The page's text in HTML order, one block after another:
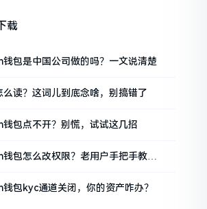
载
包是中国公司做的吗？一文说清楚
读？这词儿到底念啥，别搞错了
包点不开？别慌，试试这几招
包怎么改权限？老用户手把手教你
包kyc通道关闭，你的资产咋办？